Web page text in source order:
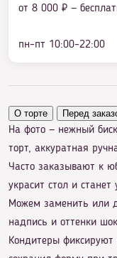
от 8 000 ₽ —
пн–пт 10:00–22:00
О торте Перед
На фото — нежный
торт, аккуратная
Часто заказывают к
украсит стол и
Можем заменить или
надпись и оттенки
Кондитеры